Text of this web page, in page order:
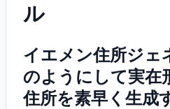
ル
イエメン住所ジェ
のようにして実在
住所を素早く生成